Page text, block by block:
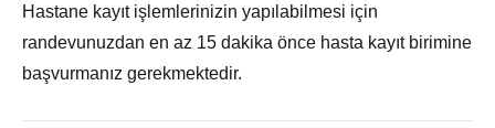
Hastane kayıt işlemlerinizin yapılabilmesi için
randevunuzdan en az 15 dakika önce hasta kayıt birimine
başvurmanız gerekmektedir.